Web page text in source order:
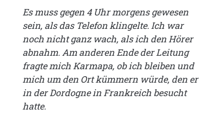
Es muss gegen 4 Uhr morgens gewesen
sein, als das Telefon klingelte. Ich war
noch nicht ganz wach, als ich den Hörer
abnahm. Am anderen Ende der Leitung
fragte mich Karmapa, ob ich bleiben und
mich um den Ort kümmern würde, den er
in der Dordogne in Frankreich besucht
hatte.